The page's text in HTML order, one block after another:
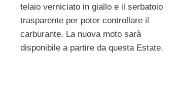
telaio verniciato in giallo e il serbatoio
trasparente per poter controllare il
carburante. La nuova moto sarà
disponibile a partire da questa Estate.